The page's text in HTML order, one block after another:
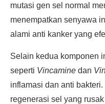
mutasi gen sel normal
menempatkan senyawa
alami anti kanker yang
Selain kedua komponen
seperti Vincamine dan
inflamasi dan anti
regenerasi sel yang